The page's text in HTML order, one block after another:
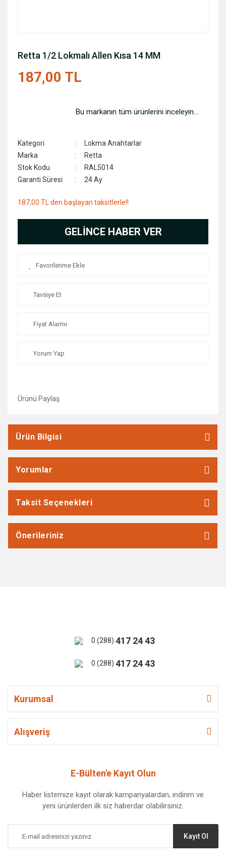
Retta 1/2 Lokmalı Allen Kısa 14 MM
187,00 TL
Bu markanın tüm ürünlerini inceleyin...
Kategori
Lokma Anahtarlar
Marka
Retta
Stok Kodu
RAL5014
Garanti Süresi
24 Ay
187,00 TL den başlayan taksitlerle!!
GELİNCE HABER VER
Tavsiye Et
Fiyat Alarmı
Yorum Yap
Ürünü Paylaş
Ürün Bilgisi
Yorumlar
Taksit Seçenekleri
Önerileriniz
0 (288) 417 24 43
0 (288) 417 24 43
Kurumsal
Alışveriş
E-Bülten'e Kayıt Olun
Haber listemize kayıt olarak kampanyalardan, indirim ve
yeni ürünlerden ilk siz haberdar olabilirsiniz.
Kayıt Ol